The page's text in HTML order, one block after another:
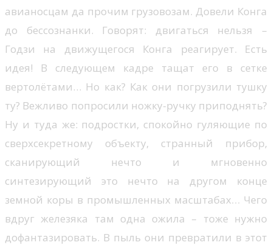
авианосцам да прочим грузовозам. Довели Конга
до бессознанки. Говорят: двигаться нельзя –
Годзи на движущегося Конга реагирует. Есть
идея! В следующем кадре тащат его в сетке
вертолётами… Но как? Как они погрузили тушку
ту? Вежливо попросили ножку-ручку приподнять?
Ну и туда же: подростки, спокойно гуляющие по
сверхсекретному объекту, странный прибор,
сканирующий нечто и мгновенно
синтезирующий это нечто на другом конце
земной коры в промышленных масштабах… Чего
вдруг железяка там одна ожила – тоже нужно
дофантазировать. В пыль они превратили в этот